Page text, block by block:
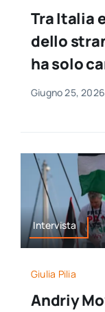
Tra Italia
dello
ha solo
Giugno 25, 2026
Intervista
Giulia Pilia
Andriy